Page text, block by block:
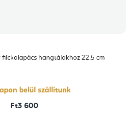
filckalapács hangtálakhoz 22,5 cm
belül szállítunk
Ft3 600